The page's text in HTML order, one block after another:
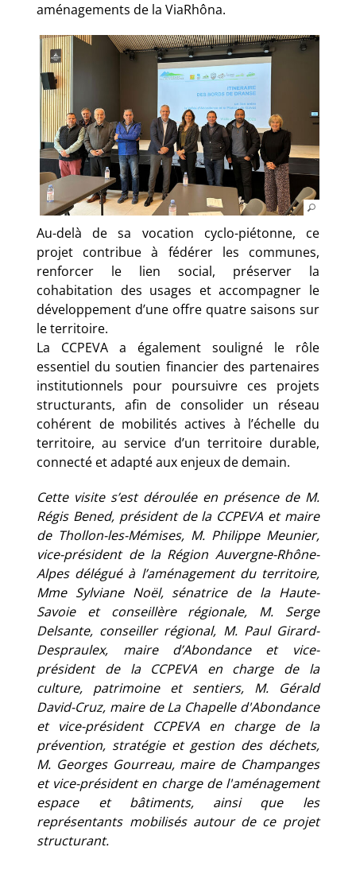
aménagements de la ViaRhôna.
Au-delà de sa vocation cyclo-piétonne, ce
projet contribue à fédérer les communes,
renforcer le lien social, préserver la
cohabitation des usages et accompagner le
développement d’une offre quatre saisons sur
le territoire.
La CCPEVA a également souligné le rôle
essentiel du soutien financier des partenaires
institutionnels pour poursuivre ces projets
structurants, afin de consolider un réseau
cohérent de mobilités actives à l’échelle du
territoire, au service d’un territoire durable,
connecté et adapté aux enjeux de demain.
Cette visite s’est déroulée en présence de M.
Régis Bened, président de la CCPEVA et maire
de Thollon-les-Mémises, M. Philippe Meunier,
vice-président de la Région Auvergne-Rhône-
Alpes délégué à l’aménagement du territoire,
Mme Sylviane Noël, sénatrice de la Haute-
Savoie et conseillère régionale, M. Serge
Delsante, conseiller régional, M. Paul Girard-
Despraulex, maire d’Abondance et vice-
président de la CCPEVA en charge de la
culture, patrimoine et sentiers, M. Gérald
David-Cruz, maire de La Chapelle d'Abondance
et vice-président CCPEVA en charge de la
prévention, stratégie et gestion des déchets,
M. Georges Gourreau, maire de Champanges
et vice-président en charge de l'aménagement
espace et bâtiments, ainsi que les
représentants mobilisés autour de ce projet
structurant.